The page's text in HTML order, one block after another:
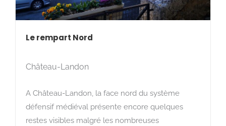
Le rempart Nord
Château-Landon
A Château-Landon, la face nord du système
défensif médiéval présente encore quelques
restes visibles malgré les nombreuses